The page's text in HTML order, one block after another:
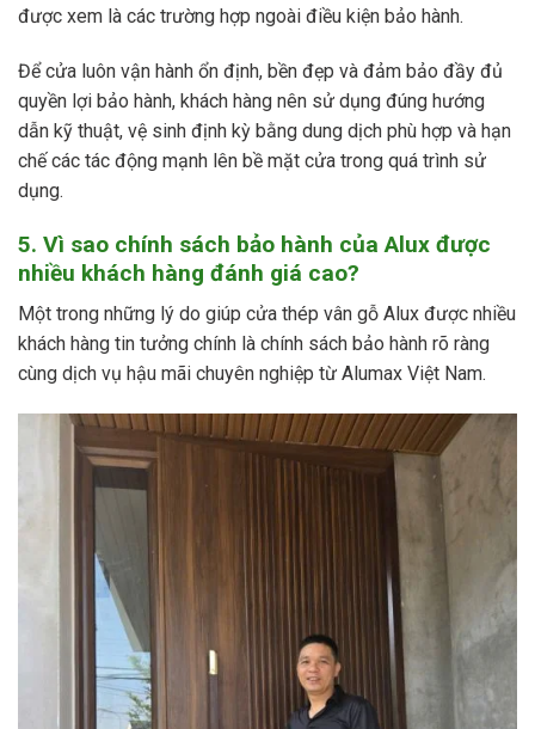
được xem là các trường hợp ngoài điều kiện bảo hành.
Để cửa luôn vận hành ổn định, bền đẹp và đảm bảo đầy đủ
quyền lợi bảo hành, khách hàng nên sử dụng đúng hướng
dẫn kỹ thuật, vệ sinh định kỳ bằng dung dịch phù hợp và hạn
chế các tác động mạnh lên bề mặt cửa trong quá trình sử
dụng.
5. Vì sao chính sách bảo hành của Alux được
nhiều khách hàng đánh giá cao?
Một trong những lý do giúp cửa thép vân gỗ Alux được nhiều
khách hàng tin tưởng chính là chính sách bảo hành rõ ràng
cùng dịch vụ hậu mãi chuyên nghiệp từ Alumax Việt Nam.